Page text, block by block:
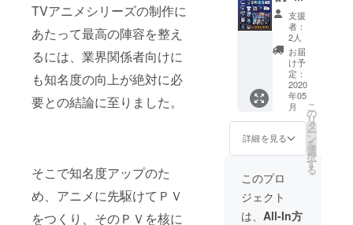
TVアニメシリーズの制作に
あたって最高の陣容を整え
るには、業界関係者向けに
も知名度の向上が絶対に必
要との結論に至りました。
そこで知名度アップのた
め、アニメに先駆けてＰＶ
をつくり、そのＰＶを核に
前、１
０文字
以上の
名前は
お受け
できま
せん。
ご支援
時に備
考欄に
るお名
前を記
くださ
い。
本 ・エ
ンド
ロール
クレ
ジット
（中）
※公序良
俗に反
する名
０文字
以上の
お受け
できま
せん。
ご支援
・直筆
サイン
入り額
縁付き
アート
グラフ
・サイ
ンプリ
ント色
紙 ・オ
リジナ
り月面
有権権
利書 ・
2020年
の春ご
ろを予
定して
いま
す。開
催地は
日本の
東京
で、会
場まで
援者様
負担と
なりま
す。 ＜
たもの
をお送
りしま
す。 ＊
トーク
イベン
トへの
参加権
が含ま
れませ
ん＊ ＊
声優さ
ん直筆
サイン
入り台
本が含
まれま
と人脈
をフル
に生か
し、情
熱を持
ちつつ
も、常
に冷静
な判断
で、最
高の結
果を出
し続け
ます。
そんな
エグゼ
クティ
資の世
界に時
折存在
する、
すべて
を見通
す目を
持った
賢人。
それが
あなた
です。
宇宙の
支配者
と呼ぶ
にふさ
わしい
支援
者：
2人
お届
け予
定：
2020
年05
月
詳細を見る
こ
の
リ
タ
ー
ン
を
選
択
す
る
このプロ
ジェクト
は、 All-In方